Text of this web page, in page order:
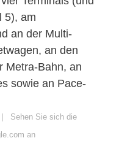
5), am
an der Multi-
an den
Metra-Bahn, an
sowie an Pace-
Sehen Sie sich die
an